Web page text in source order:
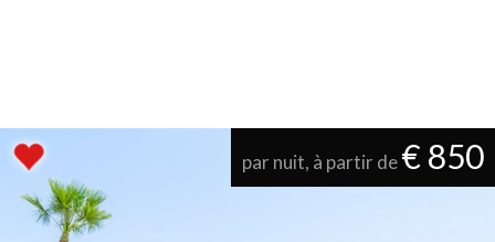
par nuit, à partir de€ 850